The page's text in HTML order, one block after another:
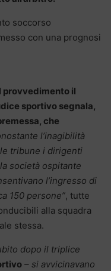
soccorso
con una prognosi
provvedimento il
sportivo segnala,
che
l’inagibilità
tribune i dirigenti
società ospitante
l’ingresso di
150 persone”, tutte
alla squadra
stessa.
dopo il triplice
– si avvicinavano